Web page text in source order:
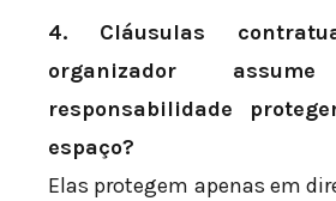
4. Cláusulas
organizador
responsabilidade
espaço?
Elas protegem apenas em